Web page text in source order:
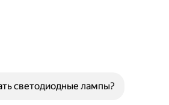
светодиодные лампы?